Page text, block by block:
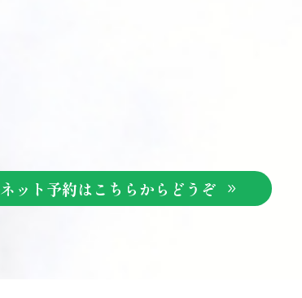
ネット予約はこちらからどうぞ